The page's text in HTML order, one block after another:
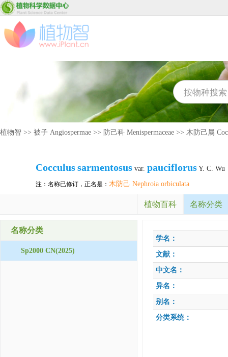
植物智 >> 被子 Angiospermae >> 防己科 Menispermaceae >> 木防己属
Cocculussarmentosus var. pauciflorus Y. C. Wu
注：名称已修订，正名是： 木防己 Nephroia orbiculata
植物百科 名称分类
名称分类
Sp2000 CN(2025)
学名：
文献：
中文名：
异名：
别名：
分类系统：